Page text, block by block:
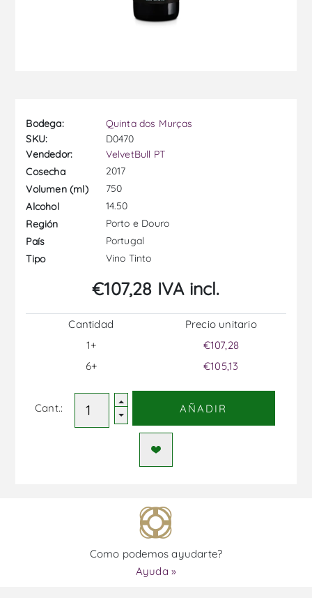
Bodega:
Quinta dos Murças
SKU:
D0470
Vendedor:
VelvetBull PT
Cosecha
2017
Volumen (ml)
750
Alcohol
14.50
Región
Porto e Douro
País
Portugal
Tipo
Vino Tinto
€107,28 IVA incl.
Cantidad
1+
6+
Precio unitario
€107,28
€105,13
Cant.: AÑADIR
Como podemos ayudarte?
Ayuda »